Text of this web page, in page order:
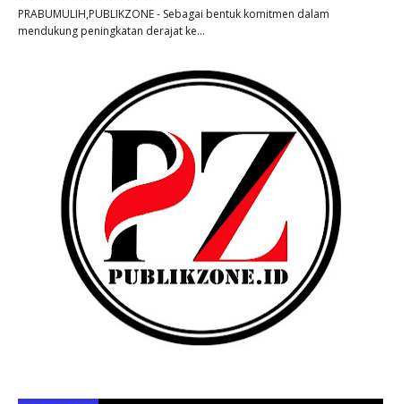
PRABUMULIH,PUBLIKZONE - Sebagai bentuk komitmen dalam
mendukung peningkatan derajat ke…